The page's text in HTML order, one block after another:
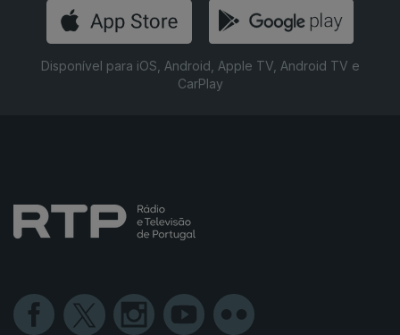
Disponível para iOS, Android, Apple TV, Android TV e
CarPlay